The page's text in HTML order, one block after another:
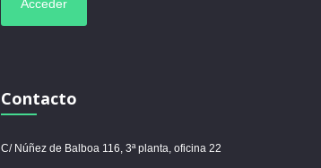
Contacto
C/ Núñez de Balboa 116, 3ª planta, oficina 22